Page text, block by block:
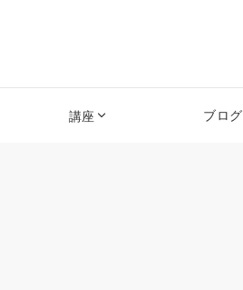
講座 ブログ